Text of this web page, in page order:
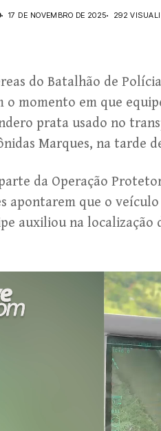
17 DE NOVEMBRO DE 2025 292
do Batalhão de
o momento em que
prata usado no
Marques, na tarde
da Operação
apontarem que o
auxiliou na localização